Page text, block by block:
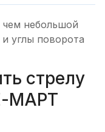
небольшой
и углы поворота
стрелу
МАРТ